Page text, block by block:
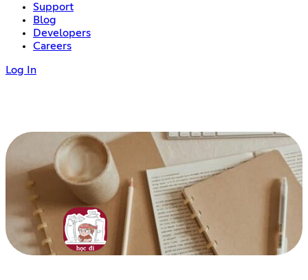
Support
Blog
Developers
Careers
Log In